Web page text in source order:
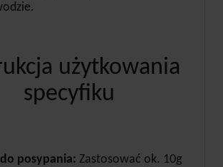
użytkowania
specyfiku
posypania: Zastosować ok. 10g